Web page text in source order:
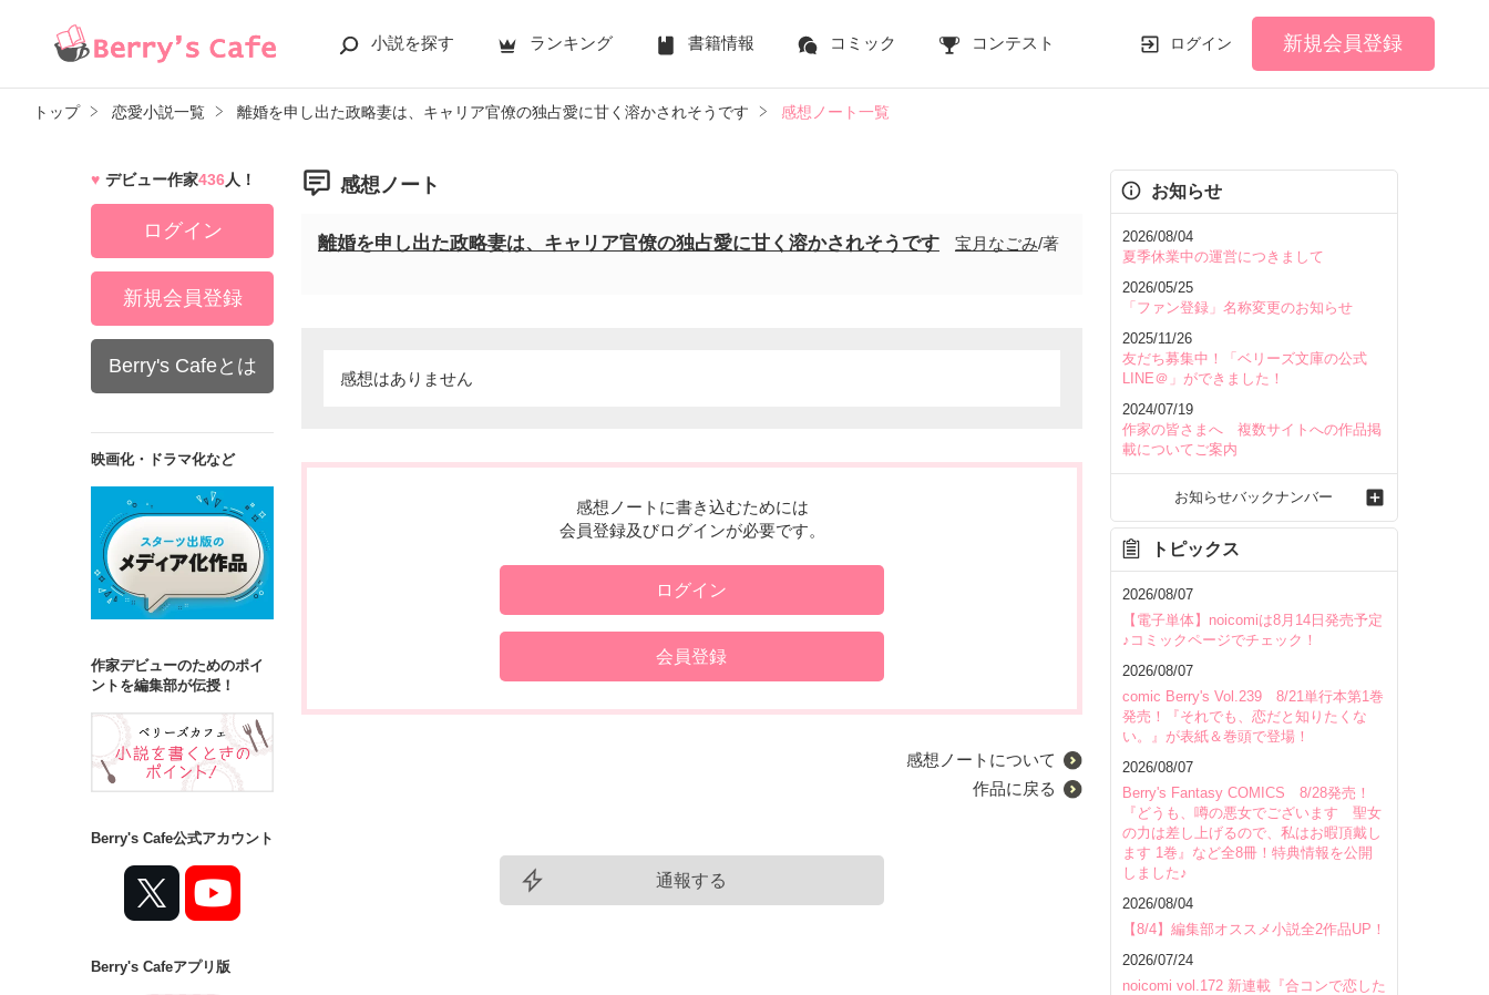
小説を探す ランキング 書籍情報 コミック コンテスト ログイン 新規会員登録
トップ 恋愛小説一覧 離婚を申し出た政略妻は、キャリア官僚の独占愛に甘く溶かされそうです 感想ノート一覧
感想ノート
離婚を申し出た政略妻は、キャリア官僚の独占愛に甘く溶かされそうです 宝月なごみ/著
感想はありません
感想ノートに書き込むためには
会員登録及びログインが必要です。
ログイン
会員登録
感想ノートについて
作品に戻る
通報する
デビュー作家436人！
ログイン
新規会員登録
Berry's Cafeとは
映画化・ドラマ化など
作家デビューのためのポイ
ントを編集部が伝授！
Berry's Cafe公式アカウント
Berry's Cafeアプリ版
お知らせ
2026/08/04
夏季休業中の運営につきまして
2026/05/25
「ファン登録」名称変更のお知らせ
2025/11/26
友だち募集中！「ベリーズ文庫の公式
LINE＠」ができました！
2024/07/19
作家の皆さまへ 複数サイトへの作品掲
載についてご案内
お知らせバックナンバー
トピックス
2026/08/07
【電子単体】noicomiは8月14日発売予定
♪コミックページでチェック！
2026/08/07
comic Berry's Vol.239 8/21単行本第1巻
発売！『それでも、恋だと知りたくな
い。』が表紙＆巻頭で登場！
2026/08/07
Berry's Fantasy COMICS 8/28発売！
『どうも、噂の悪女でございます 聖女
の力は差し上げるので、私はお暇頂戴し
ます 1巻』など全8冊！特典情報を公開
しました♪
2026/08/04
【8/4】編集部オススメ小説全2作品UP！
2026/07/24
noicomi vol.172 新連載『合コンで恋した